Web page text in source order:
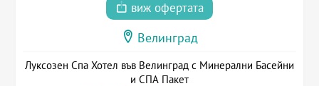
виж офертата
Велинград
Луксозен Спа Хотел във Велинград с Минерални Басейни
и СПА Пакет